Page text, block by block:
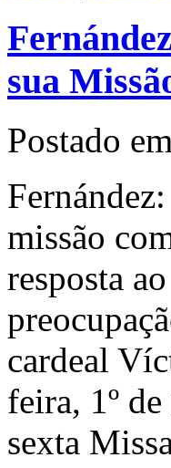
sua
Postado
missão
resposta
cardeal
feira, 1º
sexta